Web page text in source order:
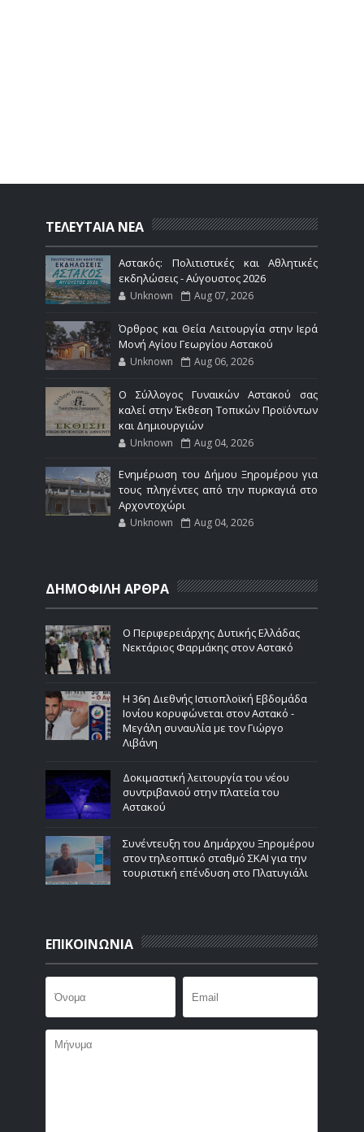
ΤΕΛΕΥΤΑΙΑ ΝΕΑ
Αστακός: Πολιτιστικές και Αθλητικές
εκδηλώσεις - Αύγουστος 2026
Unknown Aug 07, 2026
Όρθρος και Θεία Λειτουργία στην Ιερά
Μονή Αγίου Γεωργίου Αστακού
Unknown Aug 06, 2026
Ο Σύλλογος Γυναικών Αστακού σας
καλεί στην Έκθεση Τοπικών Προϊόντων
και Δημιουργιών
Unknown Aug 04, 2026
Ενημέρωση του Δήμου Ξηρομέρου για
τους πληγέντες από την πυρκαγιά στο
Αρχοντοχώρι
Unknown Aug 04, 2026
ΔΗΜΟΦΙΛΗ ΑΡΘΡΑ
Ο Περιφερειάρχης Δυτικής Ελλάδας
Νεκτάριος Φαρμάκης στον Αστακό
Η 36η Διεθνής Ιστιοπλοϊκή Εβδομάδα
Ιονίου κορυφώνεται στον Αστακό -
Μεγάλη συναυλία με τον Γιώργο
Λιβάνη
Δοκιμαστική λειτουργία του νέου
συντριβανιού στην πλατεία του
Αστακού
Συνέντευξη του Δημάρχου Ξηρομέρου
στον τηλεοπτικό σταθμό ΣΚΑΙ για την
τουριστική επένδυση στο Πλατυγιάλι
ΕΠΙΚΟΙΝΩΝΙΑ